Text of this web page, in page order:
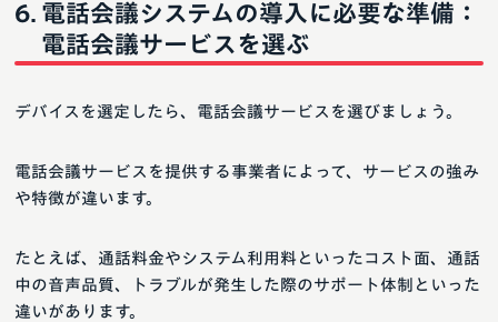
電話会議システムの導入に必要な準備：
電話会議サービスを選ぶ
デバイスを選定したら、電話会議サービスを選びましょう。
電話会議サービスを提供する事業者によって、サービスの強み
や特徴が違います。
たとえば、通話料金やシステム利用料といったコスト面、通話
中の音声品質、トラブルが発生した際のサポート体制といった
違いがあります。